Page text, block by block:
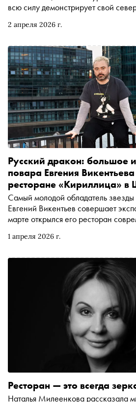
2 апреля 2026 г.
всю силу демонстрирует свой
рецептами, как провести время в
1 апреля 2026 г.
Русский дракон: большое
повара Евгения
ресторане «Кириллица»
Самый молодой обладатель
Евгений Викентьев совершает
марте открылся его ресторан
историей, где когда-то впервые
сорбетом из печеного яблока. В весеннем номере
почему именно Китай кажется ему
направлением для бизнеса и как
становится инструментом
Ресторан — это всегда
Наталья Милеенкова рассказала